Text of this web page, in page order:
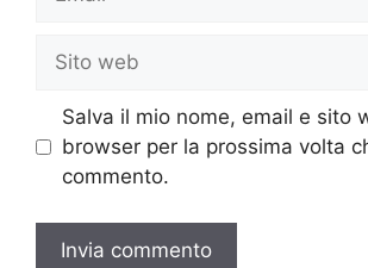
Sito
web
Salva il mio nome, email e sito
browser per la prossima volta
commento.